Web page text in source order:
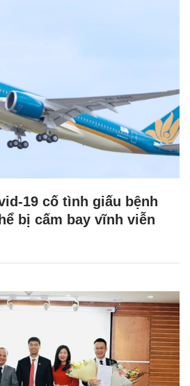
19 cố tình giấu bệnh
bị cấm bay vĩnh viễn